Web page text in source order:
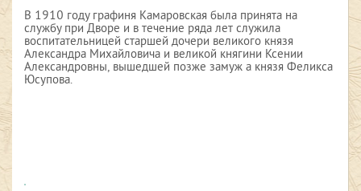
В 1910 году графиня Камаровская была принята на
службу при Дворе и в течение ряда лет служила
воспитательницей старшей дочери великого князя
Александра Михайловича и великой княгини Ксении
Александровны, вышедшей позже замуж а князя Феликса
Юсупова.